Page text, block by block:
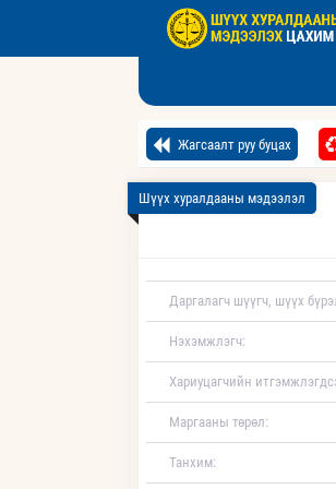
Жагсаалт руу буцах
Шүүх хуралдааны мэдээлэл
Даргалагч шүүгч, шүүх
Нэхэмжлэгч:
Хариуцагчийн
Маргааны төрөл:
Танхим: